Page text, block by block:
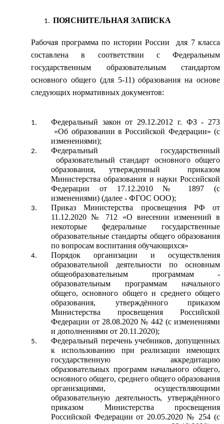
ПОЯСНИТЕЛЬНАЯ ЗАПИСКА
Рабочая программа по истории России для 7 класса
составлена в соответствии с Федеральным
государственным образовательным стандартом
основного общего (для 5-11) образования на основе
следующих нормативных документов:
Федеральный закон от 29.12.2012 г. ФЗ - 273
«Об образовании в Российской Федерации» (с
изменениями);
Федеральный государственный
образовательный стандарт основного общего
образования, утвержденный приказом
Министерства образования и науки Российской
Федерации от 17.12.2010 № 1897 (с
изменениями) (далее - ФГОС ООО);
Приказ Министерства просвещения РФ от
11.12.2020 № 712 «О внесении изменений в
некоторые федеральные государственные
образовательные стандарты общего образования
по вопросам воспитания обучающихся»
Порядок организации и осуществления
образовательной деятельности по основным
общеобразовательным программам -
образовательным программам начального
общего, основного общего и среднего общего
образования, утверждённого приказом
Министерства просвещения Российской
Федерации от 28.08.2020 № 442 (с изменениями
и дополнениями от 20.11.2020);
Федеральный перечень учебников, допущенных
к использованию при реализации имеющих
государственную аккредитацию
образовательных программ начального общего,
основного общего, среднего общего образования
организациями, осуществляющими
образовательную деятельность, утверждённого
приказом Министерства просвещения
Российской Федерации от 20.05.2020 № 254 (с